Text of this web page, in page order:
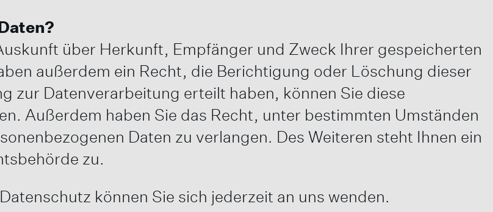
über Herkunft, Empfänger und Zweck Ihrer gespeicherten
außerdem ein Recht, die Berichtigung oder Löschung dieser
zur Datenverarbeitung erteilt haben, können Sie diese
Außerdem haben Sie das Recht, unter bestimmten Umständen
Daten zu verlangen. Des Weiteren steht Ihnen ein
zu.
können Sie sich jederzeit an uns wenden.